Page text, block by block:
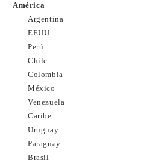
América
Argentina
EEUU
Perú
Chile
Colombia
México
Venezuela
Caribe
Uruguay
Paraguay
Brasil